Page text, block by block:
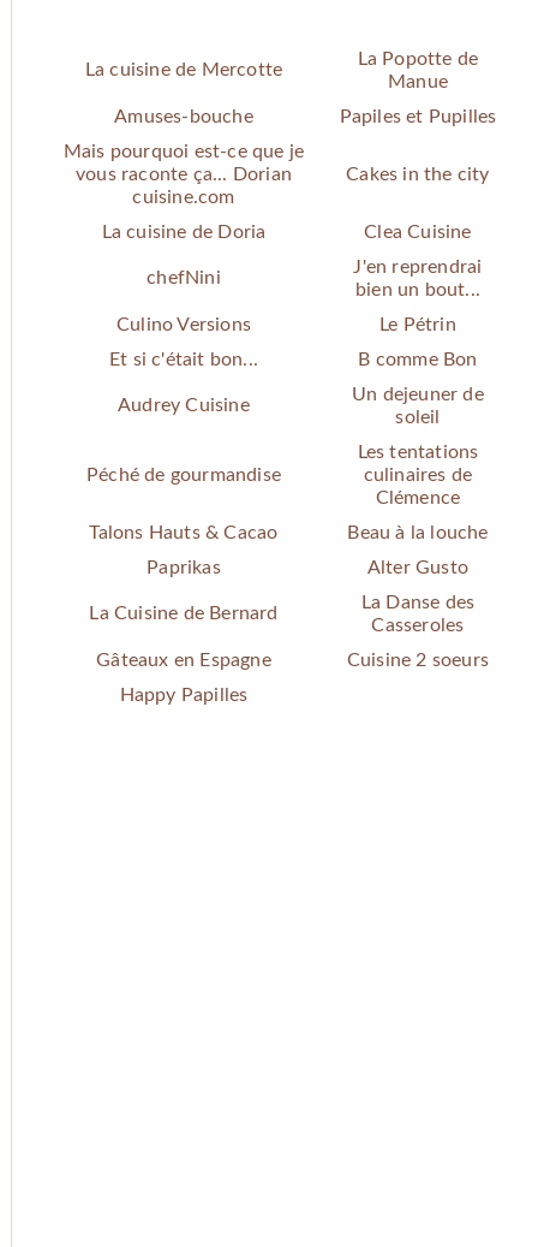
La cuisine de Mercotte
La Popotte de
Manue
Amuses-bouche
Papiles et Pupilles
Mais pourquoi est-ce que je
vous raconte ça... Dorian
cuisine.com
Cakes in the city
La cuisine de Doria Clea Cuisine
chefNini
J'en reprendrai
bien un bout...
Culino Versions
Le Pétrin
Et si c'était bon...
B comme Bon
Audrey Cuisine
Un dejeuner de
soleil
Péché de gourmandise
Les tentations
culinaires de
Clémence
Talons Hauts & Cacao
Beau à la louche
Paprikas
Alter Gusto
La Cuisine de Bernard
La Danse des
Casseroles
Gâteaux en Espagne
Cuisine 2 soeurs
Happy Papilles